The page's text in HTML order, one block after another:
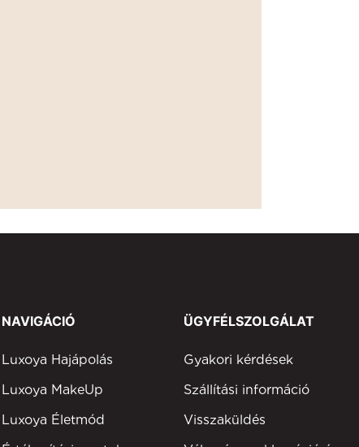
NAVIGÁCIÓ
Luxoya Hajápolás
Luxoya MakeUp
Luxoya Életmód
ÜGYFÉLSZOLGÁLAT
Gyakori kérdések
Szállítási információ
Visszaküldés